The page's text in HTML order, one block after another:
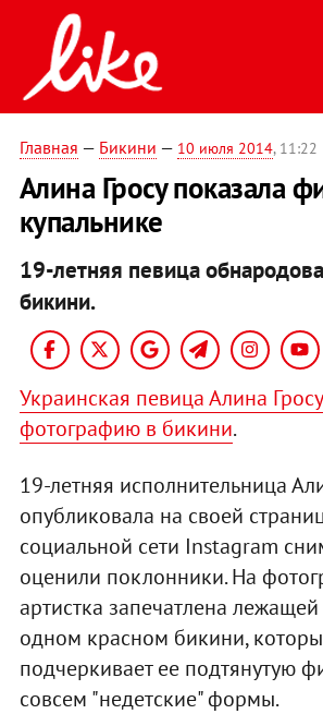
Главная — Бикини — 10 июля 2014, 11:22
Алина Гросу показала
купальнике
19-летняя певица
бикини.
Украинская певица Алина
фотографию в бикини.
19-летняя исполнительница
опубликовала на своей
социальной сети Instagram
оценили поклонники. На
артистка запечатлена
одном красном бикини,
подчеркивает ее подтянутую
совсем "недетские" формы.